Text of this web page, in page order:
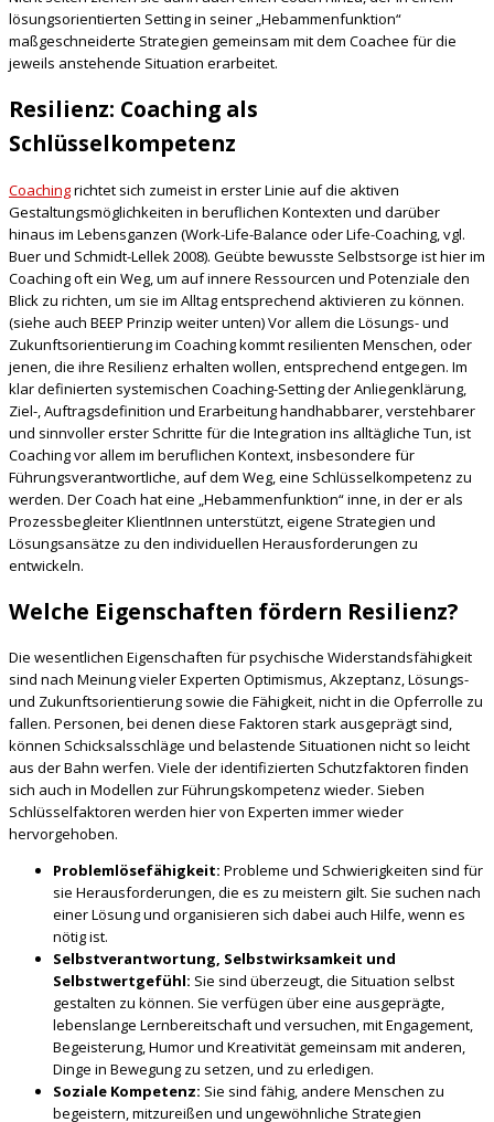
lösungsorientierten Setting in seiner „Hebammenfunktion“
maßgeschneiderte Strategien gemeinsam mit dem Coachee für die
jeweils anstehende Situation erarbeitet.
Resilienz: Coaching als
Schlüsselkompetenz
Coachingrichtet sich zumeist in erster Linie auf die aktiven
Gestaltungsmöglichkeiten in beruflichen Kontexten und darüber
hinaus im Lebensganzen (Work-Life-Balance oder Life-Coaching, vgl.
Buer und Schmidt-Lellek 2008). Geübte bewusste Selbstsorge ist hier im
Coaching oft ein Weg, um auf innere Ressourcen und Potenziale den
Blick zu richten, um sie im Alltag entsprechend aktivieren zu können.
(siehe auch BEEP Prinzip weiter unten) Vor allem die Lösungs- und
Zukunftsorientierung im Coaching kommt resilienten Menschen, oder
jenen, die ihre Resilienz erhalten wollen, entsprechend entgegen. Im
klar definierten systemischen Coaching-Setting der Anliegenklärung,
Ziel-, Auftragsdefinition und Erarbeitung handhabbarer, verstehbarer
und sinnvoller erster Schritte für die Integration ins alltägliche Tun, ist
Coaching vor allem im beruflichen Kontext, insbesondere für
Führungsverantwortliche, auf dem Weg, eine Schlüsselkompetenz zu
werden. Der Coach hat eine „Hebammenfunktion“ inne, in der er als
Prozessbegleiter KlientInnen unterstützt, eigene Strategien und
Lösungsansätze zu den individuellen Herausforderungen zu
entwickeln.
Welche Eigenschaften fördern Resilienz?
Die wesentlichen Eigenschaften für psychische Widerstandsfähigkeit
sind nach Meinung vieler Experten Optimismus, Akzeptanz, Lösungs-
und Zukunftsorientierung sowie die Fähigkeit, nicht in die Opferrolle zu
fallen. Personen, bei denen diese Faktoren stark ausgeprägt sind,
können Schicksalsschläge und belastende Situationen nicht so leicht
aus der Bahn werfen. Viele der identifizierten Schutzfaktoren finden
sich auch in Modellen zur Führungskompetenz wieder. Sieben
Schlüsselfaktoren werden hier von Experten immer wieder
hervorgehoben.
Problemlösefähigkeit: Probleme und Schwierigkeiten sind für
sie Herausforderungen, die es zu meistern gilt. Sie suchen nach
einer Lösung und organisieren sich dabei auch Hilfe, wenn es
nötig ist.
Selbstverantwortung, Selbstwirksamkeit und
Selbstwertgefühl: Sie sind überzeugt, die Situation selbst
gestalten zu können. Sie verfügen über eine ausgeprägte,
lebenslange Lernbereitschaft und versuchen, mit Engagement,
Begeisterung, Humor und Kreativität gemeinsam mit anderen,
Dinge in Bewegung zu setzen, und zu erledigen.
Soziale Kompetenz: Sie sind fähig, andere Menschen zu
begeistern, mitzureißen und ungewöhnliche Strategien